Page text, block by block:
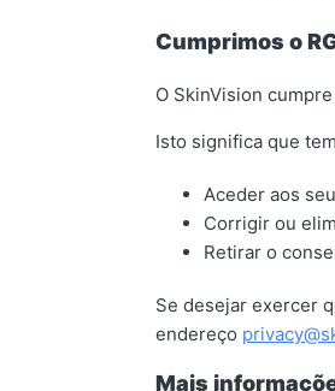
Cumprimos o
O SkinVision
Isto significa que
Aceder aos
Corrigir ou
Retirar o
Se desejar exercer
endereço
Mais